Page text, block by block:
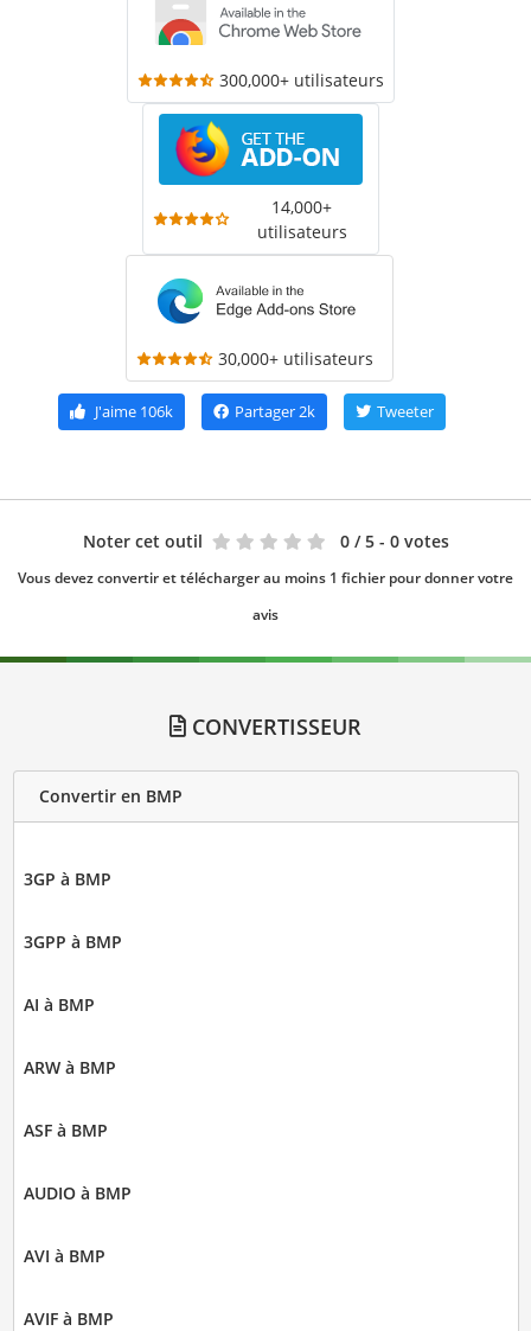
300,000+ utilisateurs
14,000+
utilisateurs
30,000+ utilisateurs
J'aime106k Partager2k Tweeter
Noter cet outil 0 / 5 - 0 votes
Vous devez convertir et télécharger au moins 1 fichier pour donner votre
avis
CONVERTISSEUR
Convertir en BMP
3GP à BMP
3GPP à BMP
AI à BMP
ARW à BMP
ASF à BMP
AUDIO à BMP
AVI à BMP
AVIF à BMP